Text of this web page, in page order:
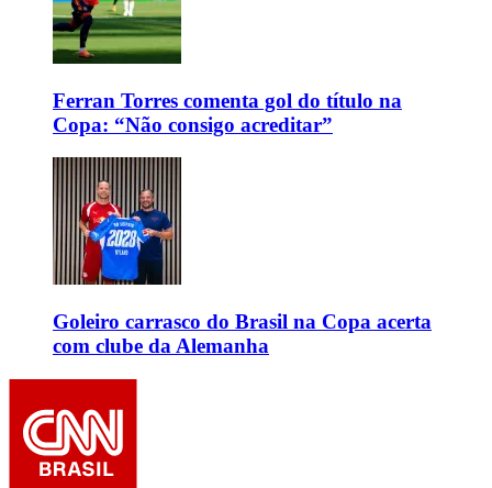
Ferran Torres comenta gol do título na
Copa: “Não consigo acreditar”
Goleiro carrasco do Brasil na Copa acerta
com clube da Alemanha